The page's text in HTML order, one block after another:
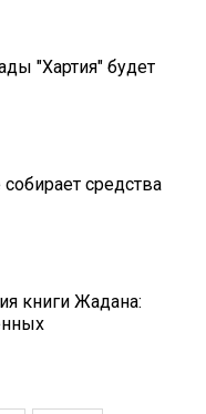
"Хартия" будет
средства
книги Жадана: